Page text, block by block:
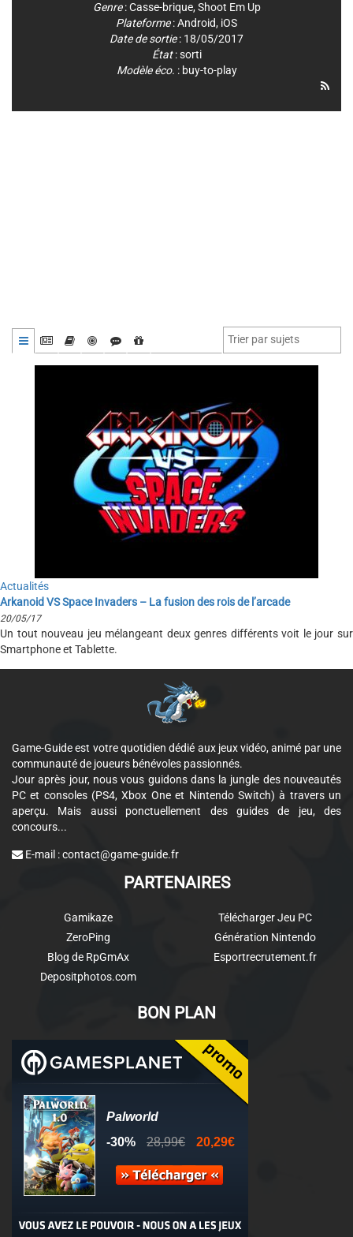
Actualités
Arkanoid VS Space Invaders – La fusion des rois de l’arcade
20/05/17
Un tout nouveau jeu mélangeant deux genres différents voit le jour sur
Smartphone et Tablette.
Genre:Casse-brique, Shoot Em Up
Plateforme:Android, iOS
Date de sortie: 18/05/2017
État: sorti
Modèle éco. : buy-to-play
Game-Guide est votre quotidien dédié aux jeux vidéo, animé par une
communauté de joueurs bénévoles passionnés.
Jour après jour, nous vous guidons dans la jungle des nouveautés
PC et consoles (PS4, Xbox One et Nintendo Switch) à travers un
aperçu. Mais aussi ponctuellement des guides de jeu, des
concours...
E-mail :contact@game-guide.fr
PARTENAIRES
Gamikaze
ZeroPing
Blog de RpGmAx
Depositphotos.com
Télécharger Jeu PC
Génération Nintendo
Esportrecrutement.fr
BON PLAN